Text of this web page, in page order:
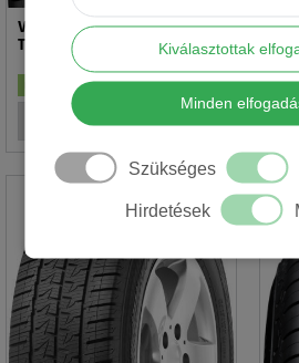
Vredestein 195/65R15 91T T-
TRAC 2 DOT23
17 db
Kiválasztottak
Minden
Szükséges
Hirdetések